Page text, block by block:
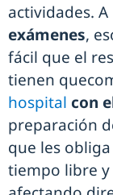
actividades.
exámenes,
fácil que el
tienen
hospital con
preparación
que les
tiempo libre y